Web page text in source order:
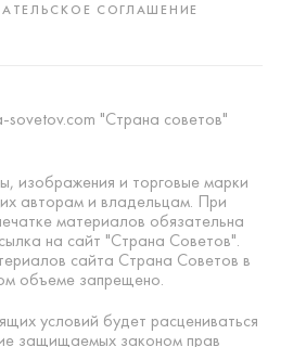
СОГЛАШЕНИЕ
"Страна советов"
изображения и торговые марки
авторам и владельцам. При
материалов обязательна
на сайт "Страна Советов".
сайта Страна Советов в
объеме запрещено.
условий будет расцениваться
защищаемых законом прав